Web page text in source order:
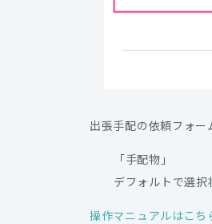
出張手配の依頼フォー
「手配物」
デフォルトで選択
操作マニュアルはこち